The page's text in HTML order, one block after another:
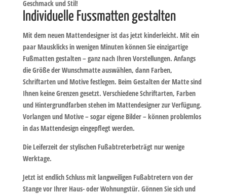
Geschmack und Stil!
Individuelle Fussmatten gestalten
Mit dem neuen Mattendesigner ist das jetzt kinderleicht. Mit ein
paar Mausklicks in wenigen Minuten können Sie einzigartige
Fußmatten gestalten – ganz nach Ihren Vorstellungen. Anfangs
die Größe der Wunschmatte auswählen, dann Farben,
Schriftarten und Motive festlegen. Beim Gestalten der Matte sind
Ihnen keine Grenzen gesetzt. Verschiedene Schriftarten, Farben
und Hintergrundfarben stehen im Mattendesigner zur Verfügung.
Vorlangen und Motive – sogar eigene Bilder – können problemlos
in das Mattendesign eingepflegt werden.
Die Leiferzeit der stylischen Fußabtreterbeträgt nur wenige
Werktage.
Jetzt ist endlich Schluss mit langweiligen Fußabtretern von der
Stange vor Ihrer Haus- oder Wohnungstür. Gönnen Sie sich und